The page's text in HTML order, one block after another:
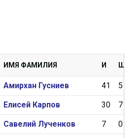
ИМЯ ФАМИЛИЯ И Ш
Амирхан Гусниев 41 5
Елисей Карпов 30 7
Савелий Лученков 7 0